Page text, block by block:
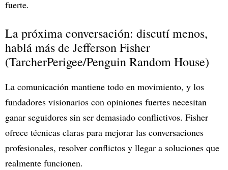
fuerte.
La próxima conversación: discutí menos,
hablá más de Jefferson Fisher
(TarcherPerigee/Penguin Random House)
La comunicación mantiene todo en movimiento, y los
fundadores visionarios con opiniones fuertes necesitan
ganar seguidores sin ser demasiado conflictivos. Fisher
ofrece técnicas claras para mejorar las conversaciones
profesionales, resolver conflictos y llegar a soluciones que
realmente funcionen.